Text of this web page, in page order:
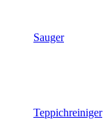
Sauger
Teppichreiniger